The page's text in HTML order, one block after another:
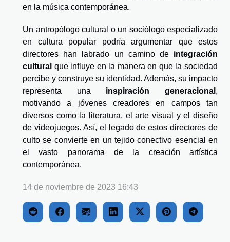
en la música contemporánea.
Un antropólogo cultural o un sociólogo especializado
en cultura popular podría argumentar que estos
directores han labrado un camino de integración
cultural que influye en la manera en que la sociedad
percibe y construye su identidad. Además, su impacto
representa una inspiración generacional ,
motivando a jóvenes creadores en campos tan
diversos como la literatura, el arte visual y el diseño
de videojuegos. Así, el legado de estos directores de
culto se convierte en un tejido conectivo esencial en
el vasto panorama de la creación artística
contemporánea.
14 de noviembre de 2023 16:43